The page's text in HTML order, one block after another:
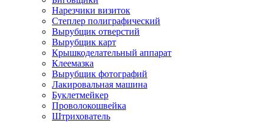
Нарезчики визиток
Степлер полиграфический
Вырубщик отверстий
Вырубщик карт
Крышкоделательный аппарат
Клеемазка
Вырубщик фотографий
Лакировальная машина
Буклетмейкер
Проволокошвейка
Штрихователь